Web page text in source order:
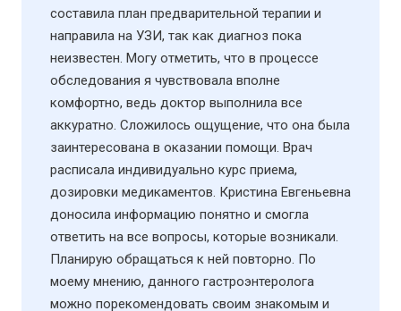
составила план предварительной терапии и
направила на УЗИ​, так как диагноз пока
неизвестен. Могу отметить, что в процессе
обследования я чувствовала вполне
комфортно, ведь доктор выполнила все
аккуратно. Сложилось ощущение, что она была
заинтересована в оказании помощи. Врач
расписала индивидуально курс приема,
дозировки медикаментов. Кристина Евгеньевна
доносила информацию понятно и смогла
ответить на все вопросы, которые возникали.
Планирую обращаться к ней повторно. По
моему мнению, данного гастроэнтеролога
можно порекомендовать своим знакомым и